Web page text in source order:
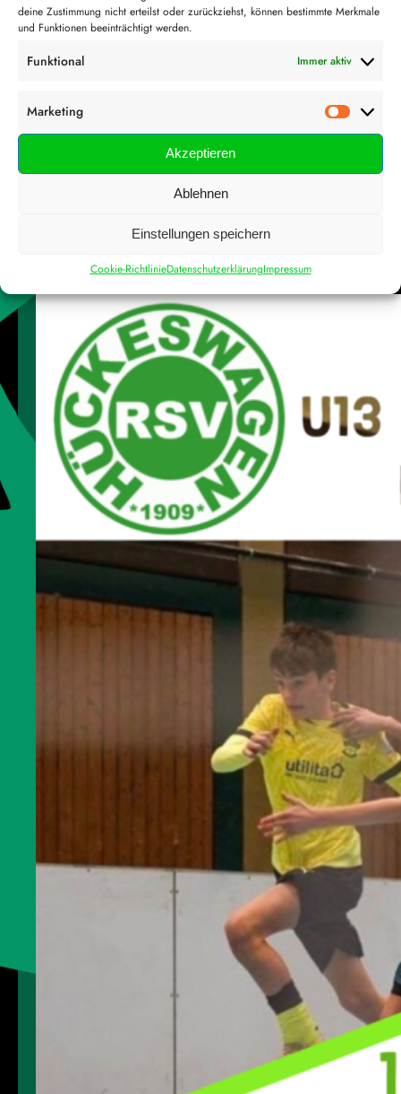
deine Zustimmung nicht erteilst oder zurückziehst, können bestimmte Merkmale
und Funktionen beeinträchtigt werden.
Funktional Immer aktiv
Marketing
Akzeptieren
Ablehnen
Einstellungen speichern
Cookie-RichtlinieDatenschutzerklärungImpressum
Der RSV 09 Hückeswagen lädt euch herzlich ein
zum Senioren-Turnier! Am 15. Februar 2026 geht’s
ab 10 Uhr los, und wir haben den ganzen Tag
spannende Spiele und jede Menge Action für
euch! Gespielt wird im 5+1-Modus. Mindestalter
18 Jahre alt. Für euer leibliches Wohl ist bestens
gesorgt, und für kühle Getränke sorgt
freuen…